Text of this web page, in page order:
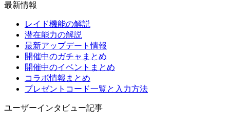
最新情報
レイド機能の解説
潜在能力の解説
最新アップデート情報
開催中のガチャまとめ
開催中のイベントまとめ
コラボ情報まとめ
プレゼントコード一覧と入力方法
ユーザーインタビュー記事